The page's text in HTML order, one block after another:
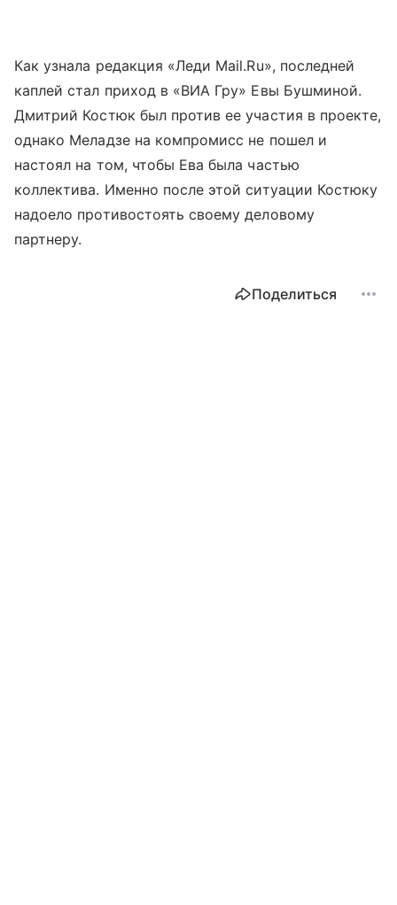
Как узнала редакция «Леди Mail.Ru», последней
каплей стал приход в «ВИА Гру» Евы Бушминой.
Дмитрий Костюк был против ее участия в проекте,
однако Меладзе на компромисс не пошел и
настоял на том, чтобы Ева была частью
коллектива. Именно после этой ситуации Костюку
надоело противостоять своему деловому
партнеру.
Поделиться